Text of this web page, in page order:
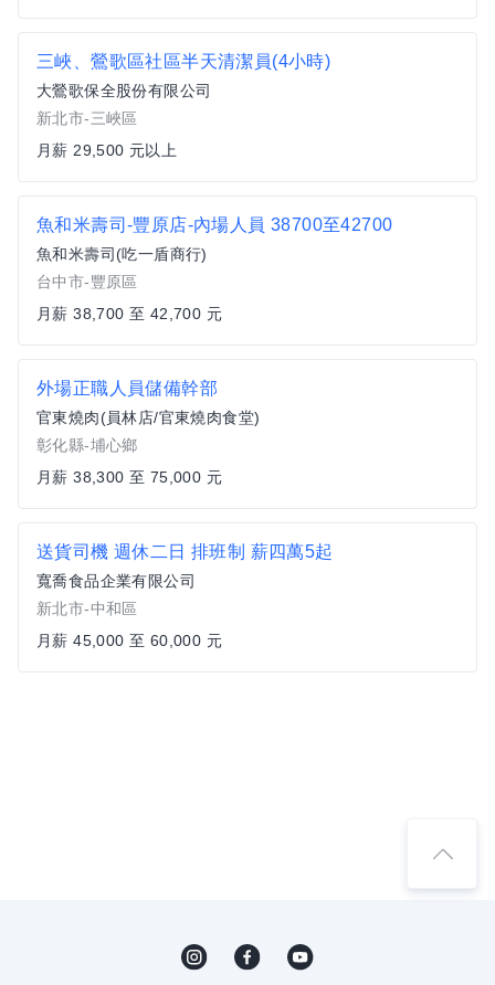
三峽、鶯歌區社區半天清潔員(4小時)
大鶯歌保全股份有限公司
新北市-三峽區
月薪 29,500 元以上
魚和米壽司-豐原店-內場人員 38700至42700
魚和米壽司(吃一盾商行)
台中市-豐原區
月薪 38,700 至 42,700 元
外場正職人員儲備幹部
官東燒肉(員林店/官東燒肉食堂)
彰化縣-埔心鄉
月薪 38,300 至 75,000 元
送貨司機 週休二日 排班制 薪四萬5起
寬喬食品企業有限公司
新北市-中和區
月薪 45,000 至 60,000 元